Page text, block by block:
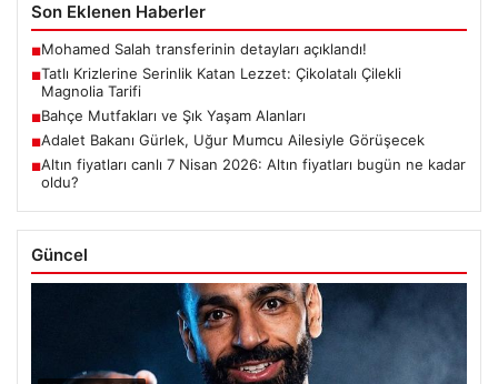
Son Eklenen Haberler
■Mohamed Salah transferinin detayları açıklandı!
■Tatlı Krizlerine Serinlik Katan Lezzet: Çikolatalı Çilekli
Magnolia Tarifi
■Bahçe Mutfakları ve Şık Yaşam Alanları
■Adalet Bakanı Gürlek, Uğur Mumcu Ailesiyle Görüşecek
■Altın fiyatları canlı 7 Nisan 2026: Altın fiyatları bugün ne kadar
oldu?
Güncel